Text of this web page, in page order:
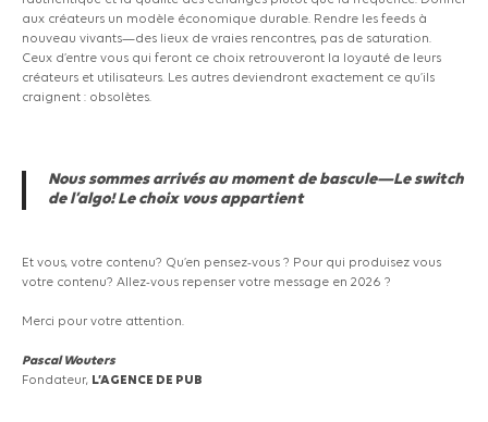
aux créateurs un modèle économique durable. Rendre les feeds à
nouveau vivants—des lieux de vraies rencontres, pas de saturation.
Ceux d’entre vous qui feront ce choix retrouveront la loyauté de leurs
créateurs et utilisateurs. Les autres deviendront exactement ce qu’ils
craignent : obsolètes.
Nous sommes arrivés au moment de bascule—Le switch
de l’algo! Le choix vous appartient
Et vous, votre contenu? Qu’en pensez-vous ? Pour qui produisez vous
votre contenu? Allez-vous repenser votre message en 2026 ?
Merci pour votre attention.
Pascal Wouters
Fondateur, L’AGENCE DE PUB